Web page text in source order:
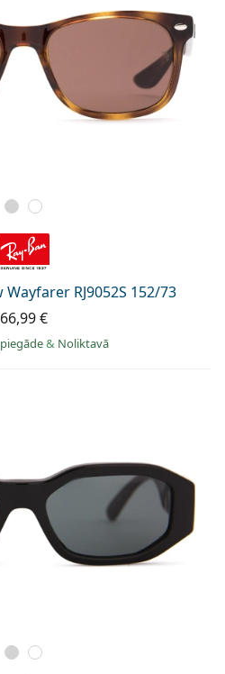
Wayfarer RJ9052S 152/73
66,99 €
& Noliktavā